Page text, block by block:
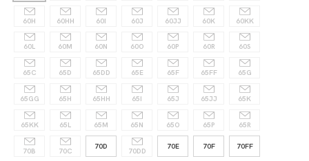
60H 60HH 60I 60J 60JJ 60K 60KK
60L 60M 60N 60O 60P 60R 60S
65C 65D 65DD 65E 65F 65FF 65G
65GG 65H 65HH 65I 65J 65JJ 65K
65KK 65L 65M 65N 65O 65P 65R
70B 70C
70D
70DD
70E 70F 70FF